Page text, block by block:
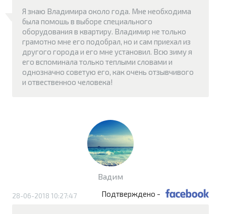
Я знаю Владимира около года. Мне необходима
была помошь в выборе специального
оборудования в квартиру. Владимир не только
грамотно мне его подобрал, но и сам приехал из
другого города и его мне установил. Всю зиму я
его вспоминала только теплыми словами и
однозначно советую его, как очень отзывчивого
и отвественноо человека!
Вадим
Подтверждено -
28-06-2018 10:27:47